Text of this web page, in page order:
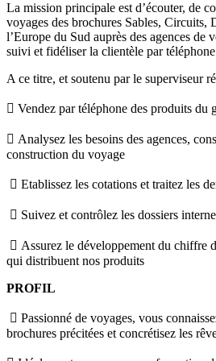
La mission principale est d’écouter, de
voyages des brochures Sables, Circuits,
l’Europe du Sud auprès des agences de
suivi et fidéliser la clientèle par
A ce titre, et soutenu par le superviseur
 Vendez par téléphone des produits du
 Analysez les besoins des agences,
construction du voyage
 Etablissez les cotations et traitez les
 Suivez et contrôlez les dossiers
 Assurez le développement du chiffre
qui distribuent nos produits
PROFIL
 Passionné de voyages, vous
brochures précitées et concrétisez les